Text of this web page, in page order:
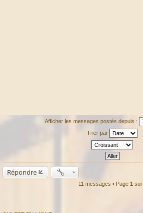
Afficher les messages postés depuis :
Trier par
Répondre
11 messages • Page 1 sur